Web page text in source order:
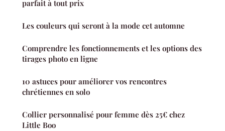
parfait à tout prix
Les couleurs qui seront à la mode cet automne
Comprendre les fonctionnements et les options des
tirages photo en ligne
10 astuces pour améliorer vos rencontres
chrétiennes en solo
Collier personnalisé pour femme dès 25€ chez
Little Boo